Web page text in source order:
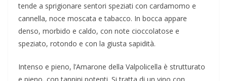
tende a sprigionare sentori speziati con cardamomo e
cannella, noce moscata e tabacco. In bocca appare
denso, morbido e caldo, con note cioccolatose e
speziato, rotondo e con la giusta sapidità.
Intenso e pieno, l’Amarone della Valpolicella è strutturato
e pieno, con tannini potenti. Si tratta di un vino con